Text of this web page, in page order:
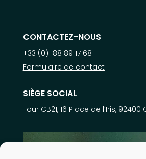
CONTACTEZ-NOUS
+33 (0)1 88 89 17 68
Formulaire de contact
SIÈGE SOCIAL
Tour CB21, 16 Place de l’Iris,